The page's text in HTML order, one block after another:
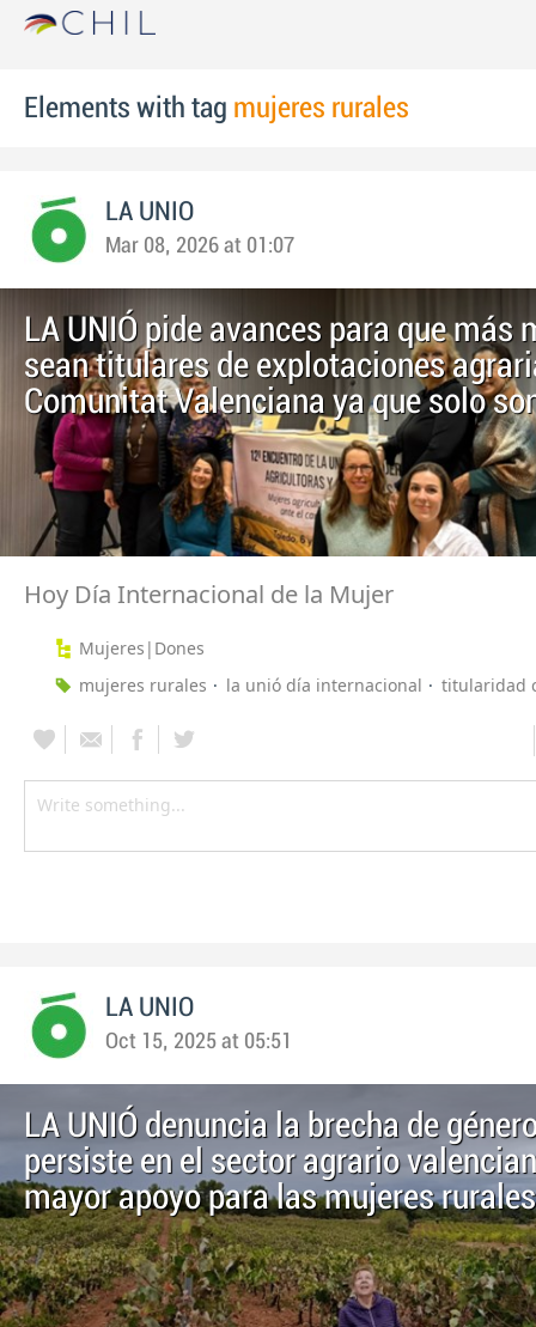
Elements with tag mujeres rurales
LA UNIO
Mar 08, 2026 at 01:07
LA UNIÓ pide avances para que más
sean titulares de explotaciones
Comunitat Valenciana ya que solo
Hoy Día Internacional de la Mujer
Mujeres|Dones
mujeres rurales
la unió día internacional titularidad
LA UNIO
Oct 15, 2025 at 05:51
LA UNIÓ denuncia la brecha de
persiste en el sector agrario
mayor apoyo para las mujeres rurales